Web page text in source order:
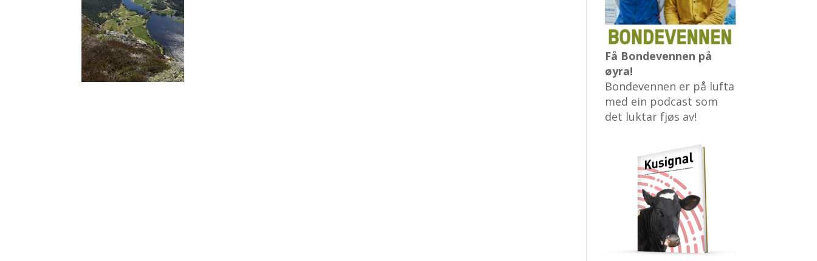
Få Bondevennen på
øyra!
Bondevennen er på lufta
med ein podcast som
det luktar fjøs av!